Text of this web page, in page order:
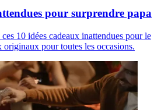
pour surprendre papa
10 idées cadeaux inattendues pour le
pour toutes les occasions.